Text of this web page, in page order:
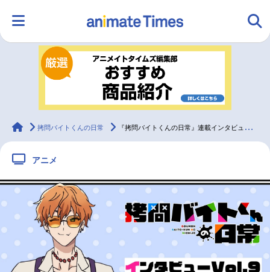
ランキング アニメ
ラジオ みんなの声
2.5次元 配信・Vtuber トレンド 無料マンガ
最新記事一覧
アニメ記事一覧 声優記事一覧
animateTimes
拷問バイトくんの日常 『拷問バイトくんの日常』連載インタビュー：大野智敬【第9回】
アニメ